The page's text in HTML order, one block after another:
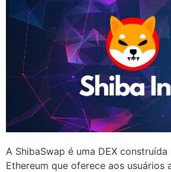
A ShibaSwap é uma DEX
Ethereum que oferece aos usuários